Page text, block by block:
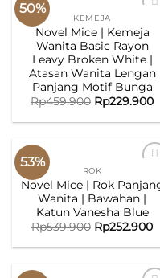
50%
ADD TO
WISHLIST
KEMEJA
Novel Mice | Kemeja
Wanita Basic Rayon
Leavy Broken White |
Atasan Wanita Lengan
Panjang Motif Bunga
Rp459.900 Rp229.900
53%
ADD TO
WISHLIST
ROK
Novel Mice | Rok
Wanita | Bawahan |
Katun Vanesha Blue
Rp539.900 Rp252.900